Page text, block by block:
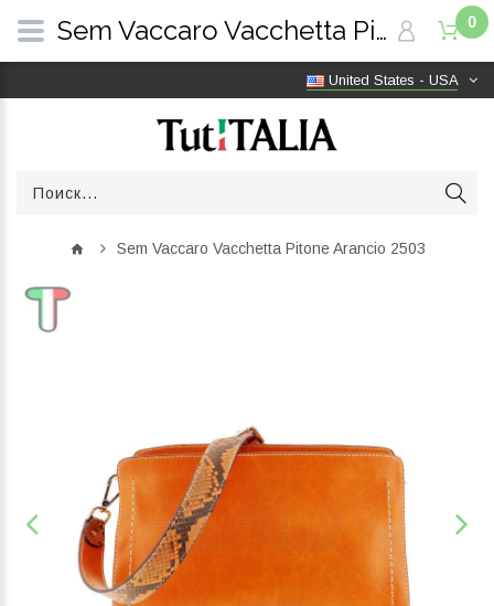
United States - USA
0
Sem Vaccaro Vacchetta Pitone Arancio 2503
Sem Vaccaro Vacchetta Pitone Arancio 2503 | TutITALIA